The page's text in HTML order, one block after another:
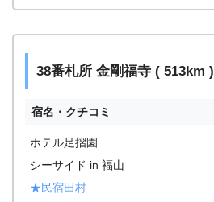
38番札所 金剛福寺 ( 513km )
宿名・クチコミ
ホテル足摺園
シーサイド in 福山
★民宿田村